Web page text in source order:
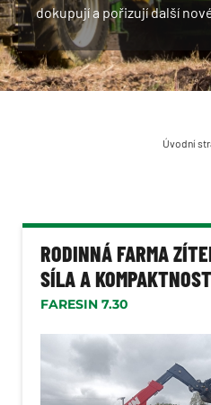
dokupují a pořizují další
Úvodní
Manipulátory Faresin
Zahradní technika
RODINNÁ FARMA
SÍLA A
FARESIN 7.30